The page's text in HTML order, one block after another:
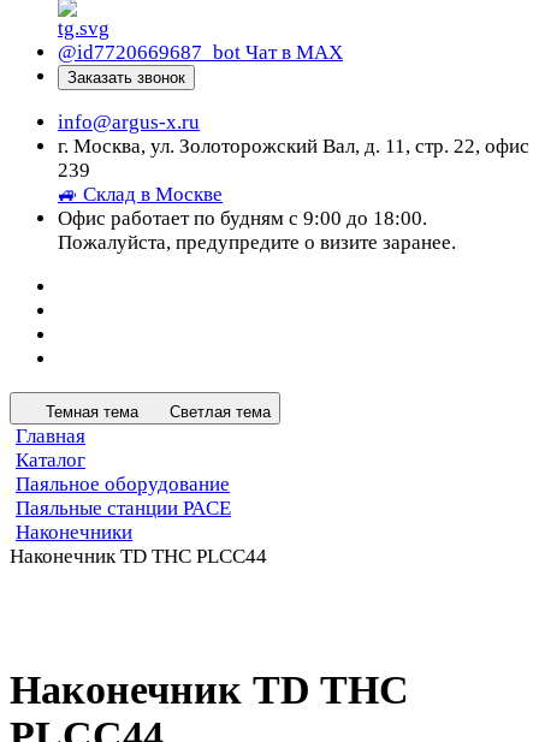
@id7720669687_bot Чат в МАХ
Заказать звонок
info@argus-x.ru
г. Москва, ул. Золоторожский Вал, д. 11, стр. 22, офис
239
🚙 Склад в Москве
Офис работает по будням с 9:00 до 18:00.
Пожалуйста, предупредите о визите заранее.
Темная тема Светлая тема
Главная
Каталог
Паяльное оборудование
Паяльные станции PACE
Наконечники
Наконечник TD THC PLCC44
Наконечник TD THC